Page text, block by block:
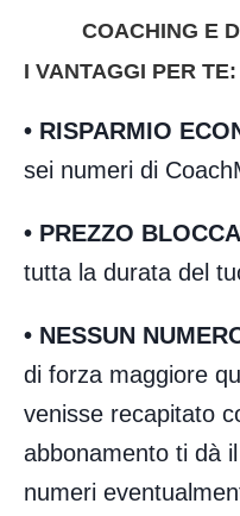
COACHING E
I VANTAGGI PER TE:
• RISPARMIO
sei numeri di
• PREZZO
tutta la durata del
• NESSUN
di forza maggiore
venisse recapitato
abbonamento ti dà
numeri